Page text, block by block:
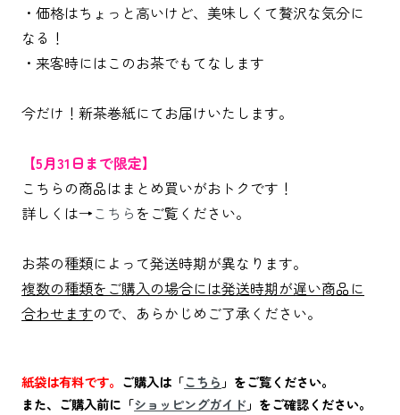
・価格はちょっと高いけど、美味しくて贅沢な気分に
なる！
・来客時にはこのお茶でもてなします
今だけ！新茶巻紙にてお届けいたします。
【5月31日まで限定】
こちらの商品はまとめ買いがおトクです！
詳しくは→こちら をご覧ください。
お茶の種類によって発送時期が異なります。
複数の種類をご購入の場合には発送時期が遅い商品に
合わせますので、あらかじめご了承ください。
紙袋は有料です。 ご購入は「こちら 」をご覧ください。
また、ご購入前に「ショッピングガイド 」をご確認ください。